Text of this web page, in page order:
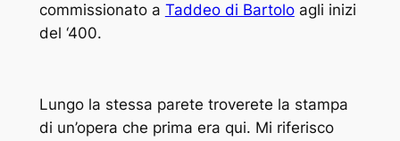
commissionato a Taddeo di Bartoloagli inizi
del ‘400.
Lungo la stessa parete troverete la stampa
di un’opera che prima era qui. Mi riferisco